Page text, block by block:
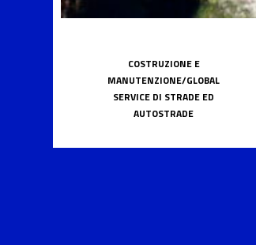
COSTRUZIONE E
MANUTENZIONE/GLOBAL
SERVICE DI STRADE ED
AUTOSTRADE